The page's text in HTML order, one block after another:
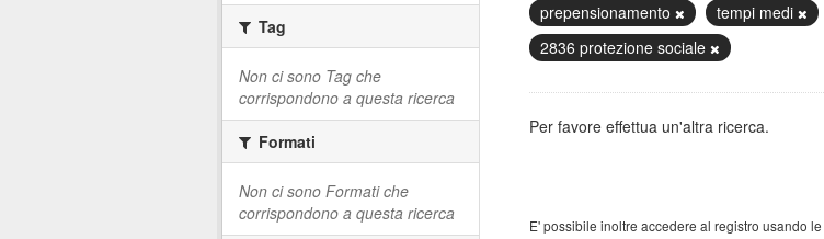
Tag
Non ci sono Tag che
corrispondono a questa ricerca
Formati
Non ci sono Formati che
corrispondono a questa ricerca
prepensionamento
tempi medi
2836 protezione sociale
Per favore effettua un'altra ricerca.
E' possibile inoltre accedere al registro usando le